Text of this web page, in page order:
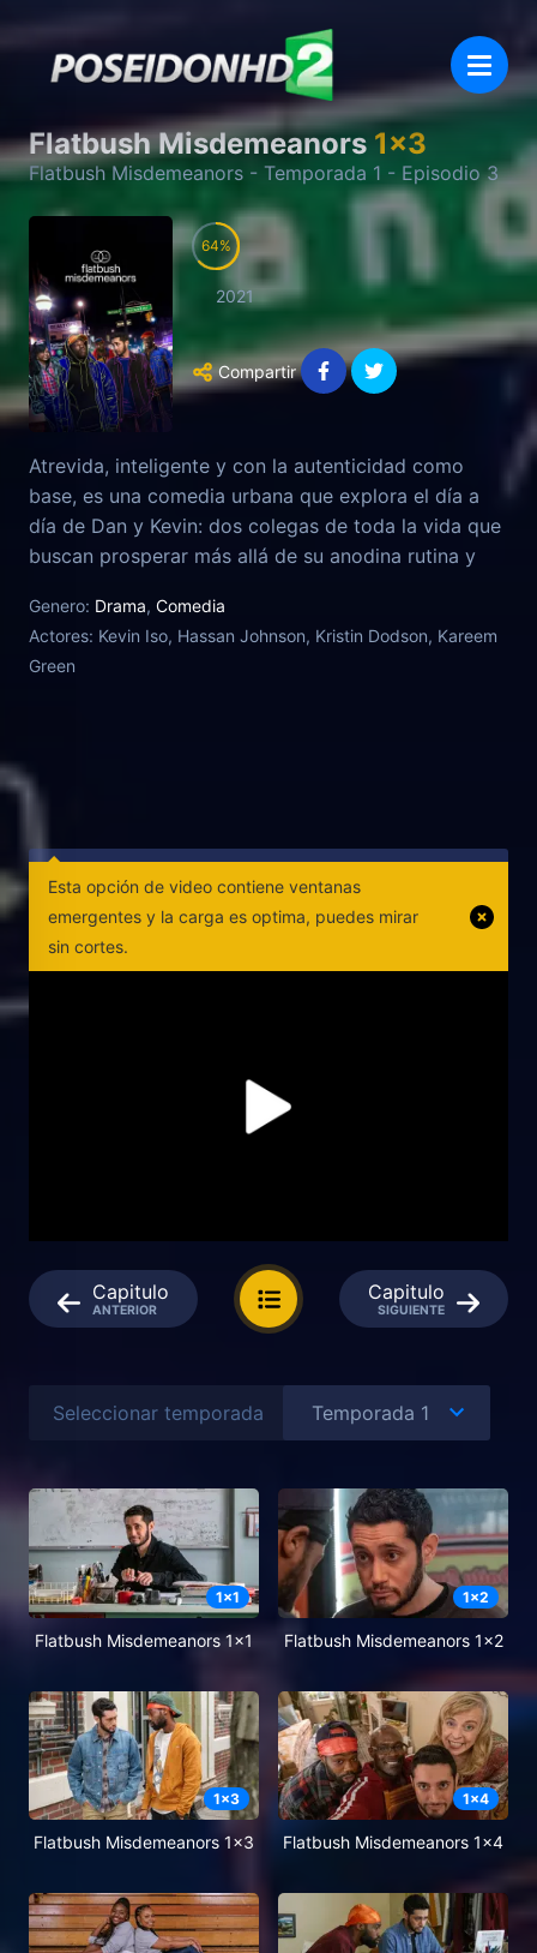
Flatbush Misdemeanors 1x3
Flatbush Misdemeanors - Temporada 1 - Episodio3
64
2021
Compartir
Atrevida, inteligente y con la autenticidad como
base, es una comedia urbana que explora el día a
día de Dan y Kevin: dos colegas de toda la vida que
buscan prosperar más allá de su anodina rutina y
Flatbush, en Brooklyn. El día a día de este par de
'millenials' en un ambiente de barrio marginal y con
estética indie da lugar a todo tipo de gags,
Genero: Drama, Comedia
Actores: Kevin Iso, Hassan Johnson, Kristin Dodson, Kareem
Green
Esta opción de video contiene ventanas
emergentes y la carga es optima, puedes mirar
sin cortes.
Capitulo
ANTERIOR
Capitulo
SIGUIENTE
Seleccionar temporada
1x1
Flatbush Misdemeanors 1x1
1x2
Flatbush Misdemeanors 1x2
1x3
Flatbush Misdemeanors 1x3
1x4
Flatbush Misdemeanors 1x4